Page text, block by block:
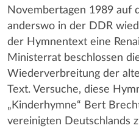
Novembertagen 1989 auf
anderswo in der DDR
der Hymnentext eine
Ministerrat beschlossen
Wiederverbreitung der
Text. Versuche, diese
„Kinderhymne“ Bert
vereinigten Deutschlands